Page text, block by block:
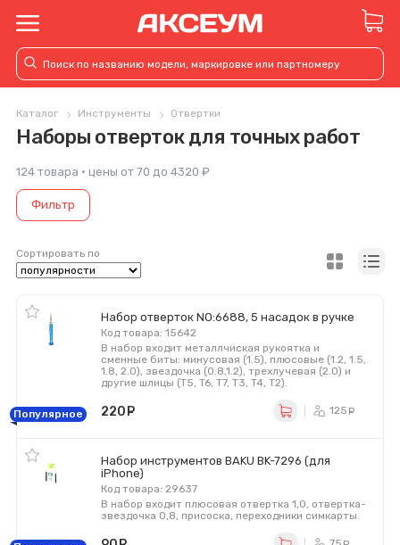
Каталог Инструменты Отвертки
Наборы отверток для точных работ
124 товара · цены от 70 до 4320 ₽
Фильтр
Сортировать по
Набор отверток NO:6688, 5 насадок в ручке
Код товара: 15642
В набор входит металлчиская рукоятка и
сменные биты: минусовая (1.5), плюсовые (1.2, 1.5,
1.8, 2.0), звездочка (0.8,1.2), трехлучевая (2.0) и
другие шлицы (T5, T6, T7, T3, T4, T2).
Популярное 220 125
Набор инструментов BAKU BK-7296 (для
iPhone)
Код товара: 29637
В набор входит плюсовая отвертка 1,0, отвертка-
звездочка 0,8, присоска, переходники симкарты.